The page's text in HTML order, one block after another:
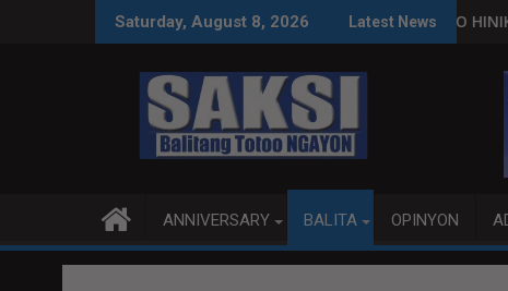
Saturday, August 8, 2026 Latest News
SUSPENDIHIN IMPLEMENTASYON NG RPVARA
PUBLIKO HINIKAYAT NI SPEAKER DY NA
ANNIVERSARY BALITA OPINYON